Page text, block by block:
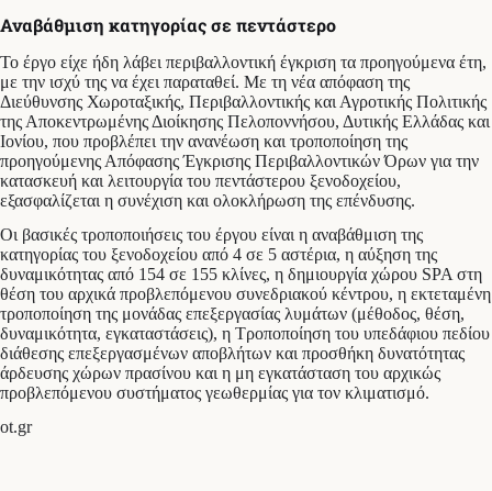
Αναβάθμιση κατηγορίας σε πεντάστερο
Το έργο είχε ήδη λάβει περιβαλλοντική έγκριση τα προηγούμενα έτη,
με την ισχύ της να έχει παραταθεί. Με τη νέα απόφαση της
Διεύθυνσης Χωροταξικής, Περιβαλλοντικής και Αγροτικής Πολιτικής
της Αποκεντρωμένης Διοίκησης Πελοποννήσου, Δυτικής Ελλάδας και
Ιονίου, που προβλέπει την ανανέωση και τροποποίηση της
προηγούμενης Απόφασης Έγκρισης Περιβαλλοντικών Όρων για την
κατασκευή και λειτουργία του πεντάστερου ξενοδοχείου,
εξασφαλίζεται η συνέχιση και ολοκλήρωση της επένδυσης.
Οι βασικές τροποποιήσεις του έργου είναι η αναβάθμιση της
κατηγορίας του ξενοδοχείου από 4 σε 5 αστέρια, η αύξηση της
δυναμικότητας από 154 σε 155 κλίνες, η δημιουργία χώρου SPA στη
θέση του αρχικά προβλεπόμενου συνεδριακού κέντρου, η εκτεταμένη
τροποποίηση της μονάδας επεξεργασίας λυμάτων (μέθοδος, θέση,
δυναμικότητα, εγκαταστάσεις), η Τροποποίηση του υπεδάφιου πεδίου
διάθεσης επεξεργασμένων αποβλήτων και προσθήκη δυνατότητας
άρδευσης χώρων πρασίνου και η μη εγκατάσταση του αρχικώς
προβλεπόμενου συστήματος γεωθερμίας για τον κλιματισμό.
ot.gr